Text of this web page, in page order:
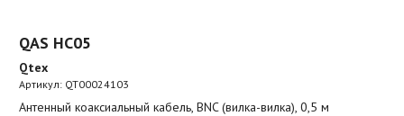
QAS HC05
Qtex
Артикул: QT00024103
Антенный коаксиальный кабель, BNC (вилка-вилка), 0,5 м